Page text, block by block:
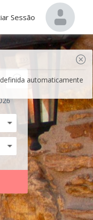
Sessão
automaticamente